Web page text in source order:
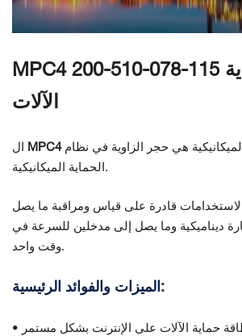
اتصل بنا
MPC4 200-510-078-115 بطاقة حماية
الآلات
MPC4بطاقة الحماية الميكانيكية هي حجر الزاوية في نظام
الحماية الميكانيكية.
قادرة على قياس ومراقبة ما يصل
ديناميكية وما يصل إلى مدخلين للسرعة في
وقت واحد.
الميزات والفوائد الرئيسية:
حماية الآلات على الإنترنت بشكل مستمر